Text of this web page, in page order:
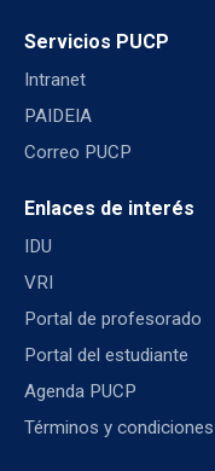
Servicios PUCP
Intranet
PAIDEIA
Correo PUCP
Enlaces de interés
IDU
VRI
Portal de profesorado
Portal del estudiante
Agenda PUCP
Términos y condiciones